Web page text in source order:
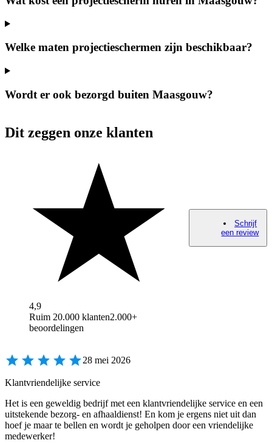
Welke maten projectieschermen zijn beschikbaar?
Wordt er ook bezorgd buiten Maasgouw?
Dit zeggen onze klanten
4,9
Ruim 20.000 klanten2.000+
beoordelingen
Schrijf
een review
28 mei 2026
Klantvriendelijke service
Het is een geweldig bedrijf met een klantvriendelijke service en een
uitstekende bezorg- en afhaaldienst! En kom je ergens niet uit dan
hoef je maar te bellen en wordt je geholpen door een vriendelijke
medewerker!